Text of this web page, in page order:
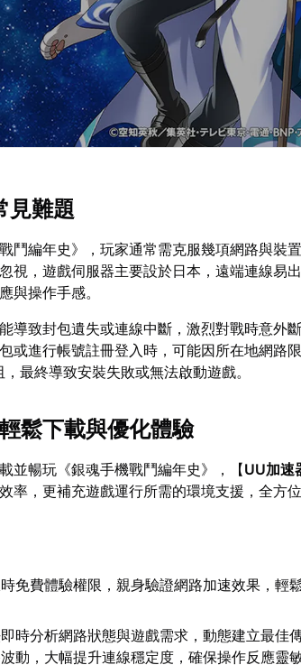
見難題
鬥編年史》，玩家通常需克服幾項網路與裝
視，遊戲伺服器主要設於日本，遠端連線易
與操作手感。
導致封包遺失或連線中斷，激烈對戰時意外
或進行帳號註冊登入時，可能因所在地網路
最終導致安裝失敗或無法啟動遊戲。
鬆下載與優化體驗
並暢玩《銀魂手機戰鬥編年史》，【UU加速
率，更補充遊戲運行所需的環境支援，全方
時免費體驗權限，親身驗證網路加速效果，輕
時分析網路狀態與遊戲需求，動態建立最佳
動，大幅提升連線穩定度，確保操作反應靈